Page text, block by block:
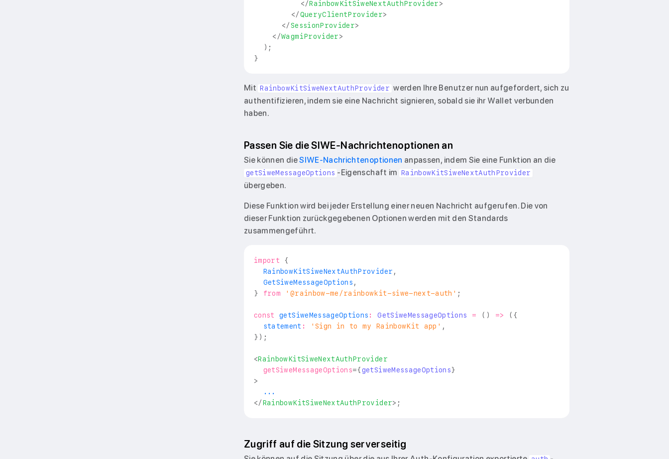
</RainbowKitSiweNextAuthProvider>
</QueryClientProvider>
</SessionProvider>
</WagmiProvider>
) ;
}
Mit RainbowKitSiweNextAuthProvider werden Ihre Benutzer nun aufgefordert, sich zu
authentifizieren, indem sie eine Nachricht signieren, sobald sie ihr Wallet verbunden
haben.
Passen Sie die SIWE-Nachrichtenoptionen an
Sie können dieSIWE-Nachrichtenoptionen anpassen, indem Sie eine Funktion an die
getSiweMessageOptions -Eigenschaft im RainbowKitSiweNextAuthProvider
übergeben.
Diese Funktion wird bei jeder Erstellung einer neuen Nachricht aufgerufen. Die von
dieser Funktion zurückgegebenen Optionen werden mit den Standards
zusammengeführt.
import
{
RainbowKitSiweNextAuthProvider ,
GetSiweMessageOptions ,
}
from '@rainbow-me/rainbowkit-siwe-next-auth' ;
const getSiweMessageOptions : GetSiweMessageOptions = ( ) => ( {
  statement
: 'Sign in to my RainbowKit app' ,
} ) ;
<RainbowKitSiweNextAuthProvider
getSiweMessageOptions={getSiweMessageOptions}
>
  ...
</RainbowKitSiweNextAuthProvider> ;
Zugriff auf die Sitzung serverseitig